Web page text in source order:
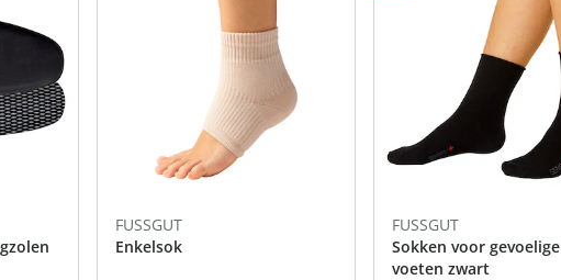
FUSSGUT
Enkelsok
FUSSGUT
Sokken voor gevoelige
voeten zwart